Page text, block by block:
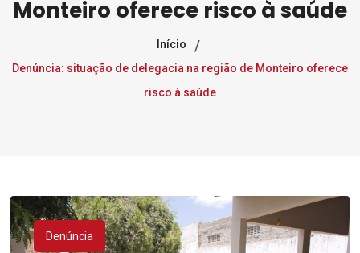
Monteiro oferece risco à saúde
Início
Denúncia: situação de delegacia na região de Monteiro oferece
risco à saúde
Denúncia